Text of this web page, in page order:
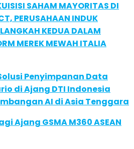
SAHAM MAYORITAS DI
PERUSAHAAN INDUK
KEDUA DALAM
MEREK MEWAH ITALIA
Penyimpanan Data
di Ajang DTI Indonesia
AI di Asia Tenggara
Ajang GSMA M360 ASEAN